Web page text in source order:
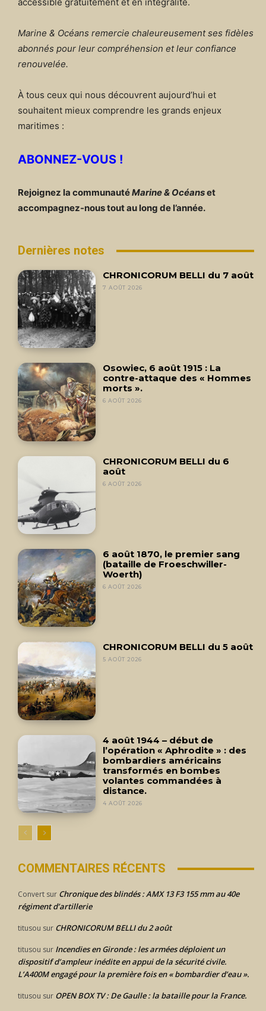
Marine & Océans remercie chaleureusement ses fidèles
abonnés pour leur compréhension et leur confiance
renouvelée.
À tous ceux qui nous découvrent aujourd’hui et
souhaitent mieux comprendre les grands enjeux
maritimes :
ABONNEZ-VOUS !
Rejoignez la communautéMarine & Océanset
accompagnez-nous tout au long de l’année.
Dernières notes
CHRONICORUM BELLI du 7 août
7 AOÛT 2026
Osowiec, 6 août 1915 : La
contre-attaque des « Hommes
morts ».
6 AOÛT 2026
CHRONICORUM BELLI du 6
août
6 AOÛT 2026
6 août 1870, le premier sang
(bataille de Froeschwiller-
Woerth)
6 AOÛT 2026
CHRONICORUM BELLI du 5 août
5 AOÛT 2026
4 août 1944 – début de
l’opération « Aphrodite » : des
bombardiers américains
transformés en bombes
volantes commandées à
distance.
4 AOÛT 2026
COMMENTAIRES RÉCENTS
Convert sur Chronique des blindés : AMX 13 F3 155 mm au 40e
régiment d’artillerie
titusou sur CHRONICORUM BELLI du 2 août
titusou sur Incendies en Gironde : les armées déploient un
dispositif d’ampleur inédite en appui de la sécurité civile.
L’A400M engagé pour la première fois en « bombardier d’eau ».
titusou sur OPEN BOX TV : De Gaulle : la bataille pour la France.